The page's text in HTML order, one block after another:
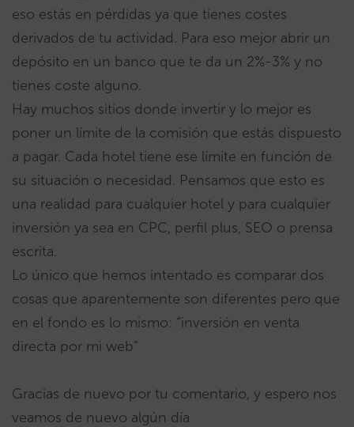
eso estás en pérdidas ya que tienes costes
derivados de tu actividad. Para eso mejor abrir un
depósito en un banco que te da un 2%-3% y no
tienes coste alguno.
Hay muchos sitios donde invertir y lo mejor es
poner un límite de la comisión que estás dispuesto
a pagar. Cada hotel tiene ese límite en función de
su situación o necesidad. Pensamos que esto es
una realidad para cualquier hotel y para cualquier
inversión ya sea en CPC, perfil plus, SEO o prensa
escrita.
Lo único que hemos intentado es comparar dos
cosas que aparentemente son diferentes pero que
en el fondo es lo mismo: “inversión en venta
directa por mi web”
Gracias de nuevo por tu comentario, y espero nos
veamos de nuevo algún día